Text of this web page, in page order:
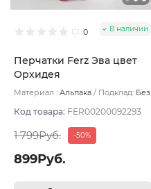
0 В наличии
Перчатки Ferz Эва цвет
Орхидея
Материал : Альпака Подклад: Без
Код товара: FER00200092293
1 799Руб. -50%
899Руб.